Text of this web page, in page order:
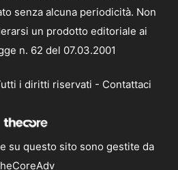
senza alcuna periodicità. Non
un prodotto editoriale ai
n. 62 del 07.03.2001
i diritti riservati - Contattaci
su questo sito sono gestite da